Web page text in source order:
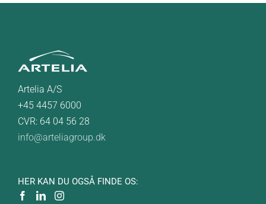
Artelia A/S
+45 4457 6000
CVR: 64 04 56 28
info@arteliagroup.dk
HER KAN DU OGSÅ FINDE OS: